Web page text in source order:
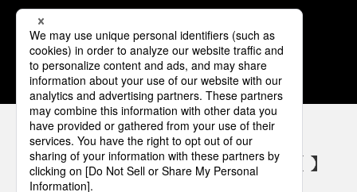
3 4 5 6 7
パナソニックの電気設備 SNSアカウント